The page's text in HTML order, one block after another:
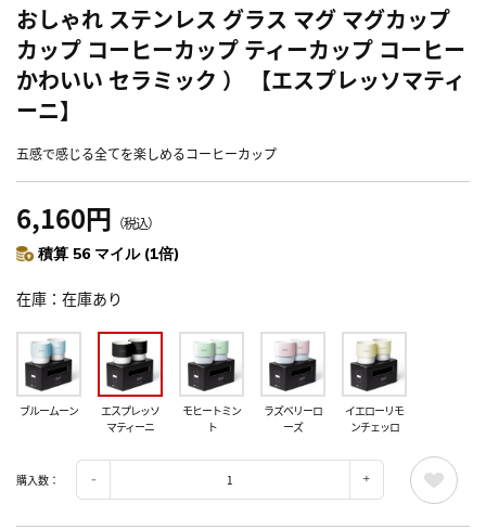
おしゃれ ステンレス グラス マグ マグカップ
カップ コーヒーカップ ティーカップ コーヒー
かわいい セラミック ） 【エスプレッソマティ
ーニ】
五感で感じる全てを楽しめるコーヒーカップ
6,160円 （税込）
積算 56 マイル (1倍)
在庫 在庫あり
ブルームーン
エスプレッソ
マティーニ
モヒートミン
ト
ラズベリーロ
ーズ
イエローリモ
ンチェッロ
購入数：